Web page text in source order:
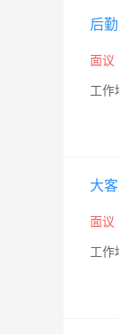
后
面议
工作
大
面议
工作